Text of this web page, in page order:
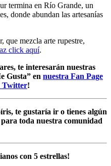
termina en Río Grande, un
donde abundan las artesanías
que mezcla arte rupestre,
click aquí.
te interesarán nuestras
Gusta” en nuestra Fan Page
Twitter!
te gustaría ir o tienes algún
toda nuestra comunidad
con 5 estrellas!